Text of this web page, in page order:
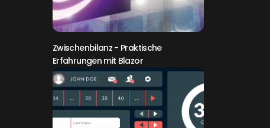
Zwischenbilanz - Praktische
Erfahrungen mit Blazor